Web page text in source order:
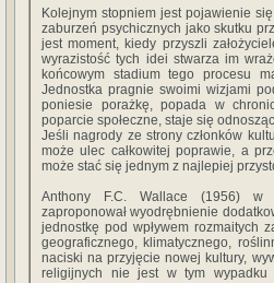
Kolejnym stopniem jest pojawienie
zaburzeń psychicznych jako skutku
jest moment, kiedy przyszli
wyrazistość tych idei stwarza im
końcowym stadium tego procesu
Jednostka pragnie swoimi wizjami
poniesie porażkę, popada w
poparcie społeczne, staje się
Jeśli nagrody ze strony członków
może ulec całkowitej poprawie, a
może stać się jednym z najlepiej
Anthony F.C. Wallace (1956) w
zaproponował wyodrębnienie
jednostkę pod wpływem rozmaitych
geograficznego, klimatycznego,
naciski na przyjęcie nowej kultury,
religijnych nie jest w tym wypadku